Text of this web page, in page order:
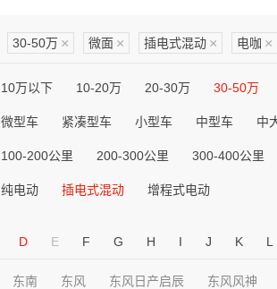
30-50万 × 微面 × 插电式混动 × 电咖 ×
10万以下 10-20万 20-30万 30-50万
微型车 紧凑型车 小型车 中型车 中
100-200公里 200-300公里 300-400公里
纯电动 插电式混动 增程式电动
D E F G H I J K L
东南 东风 东风日产启辰 东风风神